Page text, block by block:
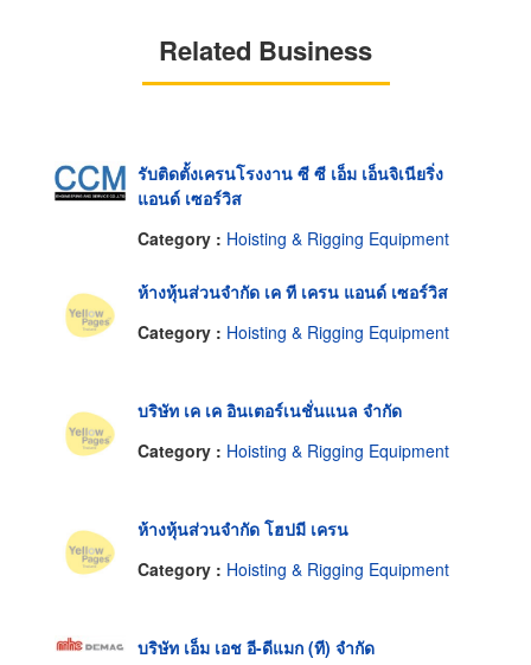
Related Business
รับติดตั้งเครนโรงงาน ซี ซี เอ็ม เอ็นจิเนียริ่ง
แอนด์ เซอร์วิส
Category : Hoisting & Rigging Equipment
ห้างหุ้นส่วนจำกัด เค ที เครน แอนด์ เซอร์วิส
Category : Hoisting & Rigging Equipment
บริษัท เค เค อินเตอร์เนชั่นแนล จำกัด
Category : Hoisting & Rigging Equipment
ห้างหุ้นส่วนจำกัด โฮปมี เครน
Category : Hoisting & Rigging Equipment
บริษัท เอ็ม เอช อี-ดีแมก (ที) จำกัด